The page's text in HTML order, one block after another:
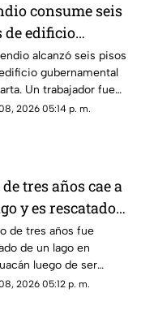
consume seis
de edificio
en
alcanzó seis pisos
gubernamental
Un trabajador fue
y cerca de mil
2026 05:14 p. m.
tres años cae a
y es rescatado
en
de tres años fue
de un lago en
luego de ser
inconsciente. Un
2026 05:12 p. m.